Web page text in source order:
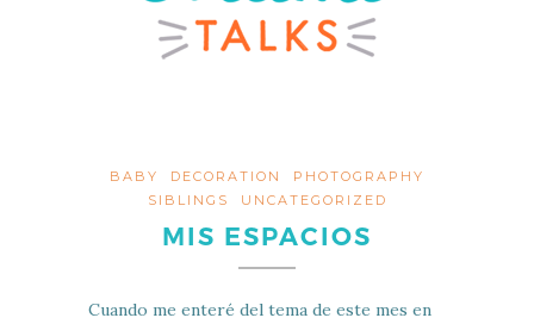
BABY DECORATION
PHOTOGRAPHY
SIBLINGS
UNCATEGORIZED
MIS ESPACIOS
Cuando me enteré del tema de este mes en